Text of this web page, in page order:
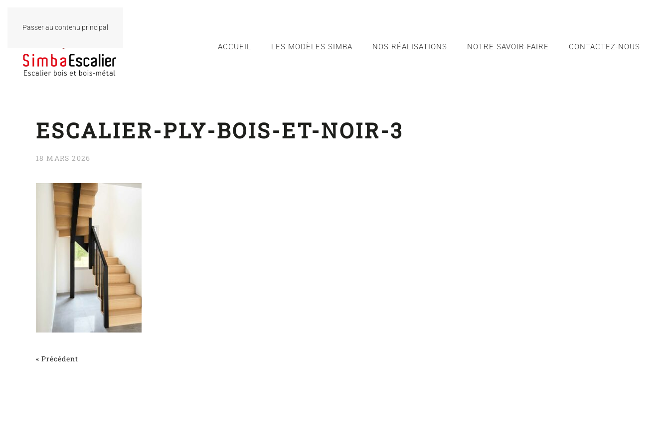
Passer au contenu principal
ACCUEIL LES MODÈLES SIMBA NOS RÉALISATIONS NOTRE SAVOIR-FAIRE CONTACTEZ-NOUS
ESCALIER-PLY-BOIS-ET-NOIR-3
18 MARS 2026
« Précédent